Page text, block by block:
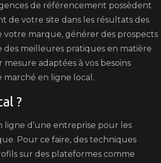
de référencement possèdent
de votre site dans les résultats des
marque, générer des prospects
des meilleures pratiques en matière
adaptées à vos besoins
marché en ligne local.
?
d’une entreprise pour les
Pour ce faire, des techniques
sur des plateformes comme